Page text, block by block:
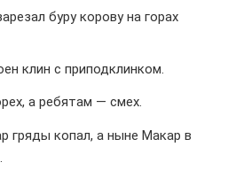
буру корову на горах
клин с приподклинком.
а ребятам — смех.
гряды копал, а ныне Макар в